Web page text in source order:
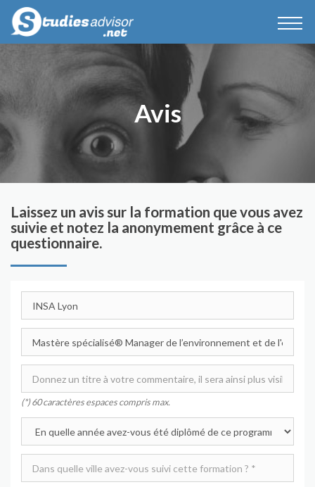
Avis
Laissez un avis sur la formation que vous avez
suivie et notez la anonymement grâce à ce
questionnaire.
(*) 60 caractères espaces compris max.